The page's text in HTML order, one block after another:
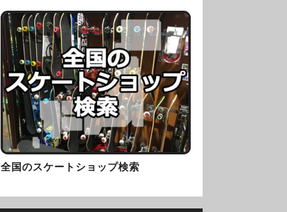
全国のスケートショップ検索